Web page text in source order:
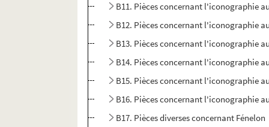
B11. Pièces concernant l'iconographie
B12. Pièces concernant l'iconographie
B13. Pièces concernant l'iconographie
B14. Pièces concernant l'iconographie
B15. Pièces concernant l'iconographie
B16. Pièces concernant l'iconographie
B17. Pièces diverses concernant Fénelon